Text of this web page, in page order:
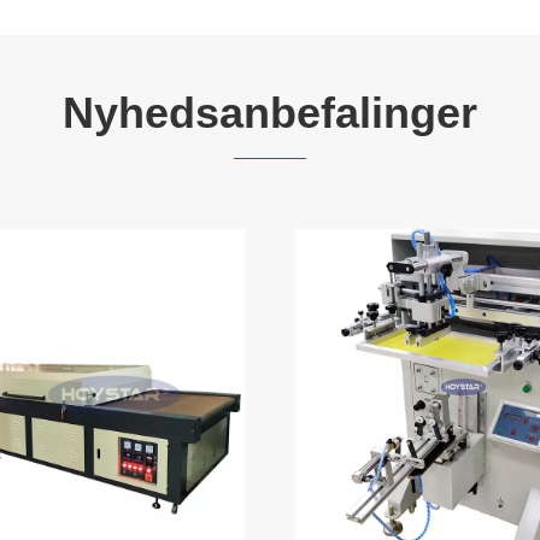
Nyhedsanbefalinger